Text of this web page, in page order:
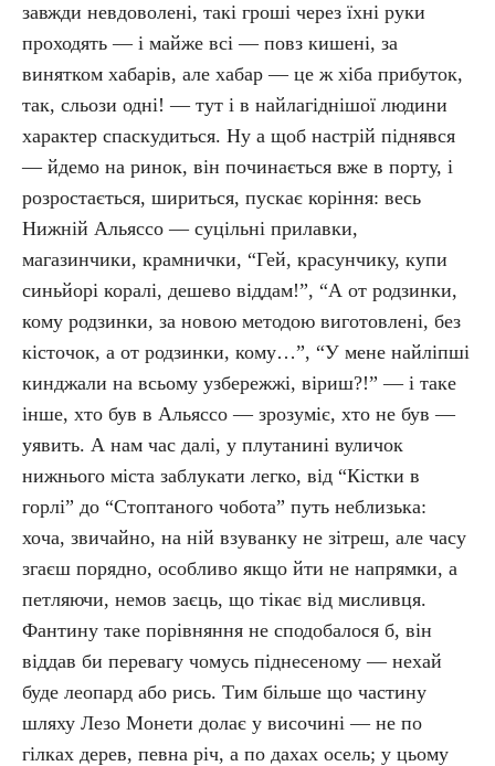
завжди невдоволені, такі гроші через їхні руки
проходять — і майже всі — повз кишені, за
винятком хабарів, але хабар — це ж хіба прибуток,
так, сльози одні! — тут і в найлагіднішої людини
характер спаскудиться. Ну а щоб настрій піднявся
— йдемо на ринок, він починається вже в порту, і
розростається, шириться, пускає коріння: весь
Нижній Альяссо — суцільні прилавки,
магазинчики, крамнички, “Гей, красунчику, купи
синьйорі коралі, дешево віддам!”, “А от родзинки,
кому родзинки, за новою методою виготовлені, без
кісточок, а от родзинки, кому…”, “У мене найліпші
кинджали на всьому узбережжі, віриш?!” — і таке
інше, хто був в Альяссо — зрозуміє, хто не був —
уявить. А нам час далі, у плутанині вуличок
нижнього міста заблукати легко, від “Кістки в
горлі” до “Стоптаного чобота” путь неблизька:
хоча, звичайно, на ній взуванку не зітреш, але часу
згаєш порядно, особливо якщо йти не напрямки, а
петляючи, немов заєць, що тікає від мисливця.
Фантину таке порівняння не сподобалося б, він
віддав би перевагу чомусь піднесеному — нехай
буде леопард або рись. Тим більше що частину
шляху Лезо Монети долає у височині — не по
гілках дерев, певна річ, а по дахах осель; у цьому